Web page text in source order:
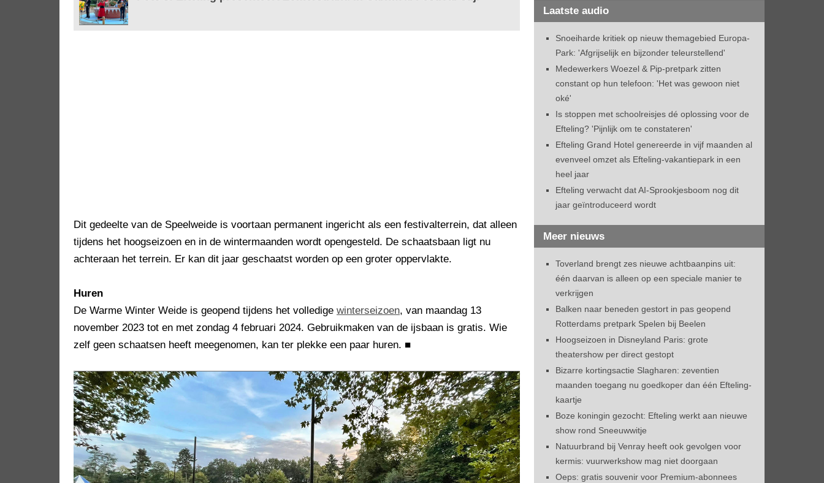
Dit gedeelte van de Speelweide is voortaan permanent ingericht als een festivalterrein, dat alleen
tijdens het hoogseizoen en in de wintermaanden wordt opengesteld. De schaatsbaan ligt nu
achteraan het terrein. Er kan dit jaar geschaatst worden op een groter oppervlakte.
Huren
De Warme Winter Weide is geopend tijdens het volledige winterseizoen, van maandag 13
november 2023 tot en met zondag 4 februari 2024. Gebruikmaken van de ijsbaan is gratis. Wie
zelf geen schaatsen heeft meegenomen, kan ter plekke een paar huren. ■
Laatste audio
Snoeiharde kritiek op nieuw themagebied Europa-
Park: 'Afgrijselijk en bijzonder teleurstellend'
Medewerkers Woezel & Pip-pretpark zitten
constant op hun telefoon: 'Het was gewoon niet
oké'
Is stoppen met schoolreisjes dé oplossing voor de
Efteling? 'Pijnlijk om te constateren'
Efteling Grand Hotel genereerde in vijf maanden al
evenveel omzet als Efteling-vakantiepark in een
heel jaar
Efteling verwacht dat AI-Sprookjesboom nog dit
jaar geïntroduceerd wordt
Meer nieuws
Toverland brengt zes nieuwe achtbaanpins uit:
één daarvan is alleen op een speciale manier te
verkrijgen
Balken naar beneden gestort in pas geopend
Rotterdams pretpark Spelen bij Beelen
Hoogseizoen in Disneyland Paris: grote
theatershow per direct gestopt
Bizarre kortingsactie Slagharen: zeventien
maanden toegang nu goedkoper dan één Efteling-
kaartje
Boze koningin gezocht: Efteling werkt aan nieuwe
show rond Sneeuwwitje
Natuurbrand bij Venray heeft ook gevolgen voor
kermis: vuurwerkshow mag niet doorgaan
Oeps: gratis souvenir voor Premium-abonnees